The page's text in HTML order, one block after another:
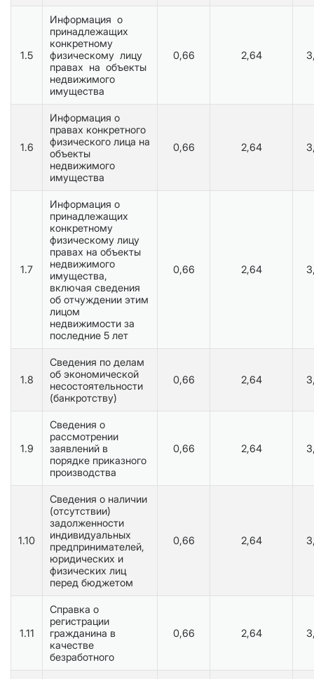
1.5
Информация о
принадлежащих
конкретному
физическому лицу
правах на объекты
недвижимого
имущества
0,66 2,64
1.6
Информация о
правах конкретного
физического лица на
объекты
недвижимого
имущества
0,66 2,64
1.7
Информация о
принадлежащих
конкретному
физическому лицу
правах на объекты
недвижимого
имущества,
включая сведения
об отчуждении этим
лицом
недвижимости за
последние 5 лет
0,66 2,64
1.8
Сведения по делам
об экономической
несостоятельности
(банкротству)
0,66 2,64
1.9
Сведения о
рассмотрении
заявлений в
порядке приказного
производства
0,66 2,64
1.10
Сведения о наличии
(отсутствии)
задолженности
индивидуальных
предпринимателей,
юридических и
физических лиц
перед бюджетом
0,66 2,64
1.11
Справка о
регистрации
гражданина в
качестве
безработного
0,66 2,64